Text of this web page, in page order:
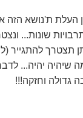
העלת ת'נושא הזה
שונות...
להתגייר
שיהיה יהיה...
גדולה וחזקה!!!